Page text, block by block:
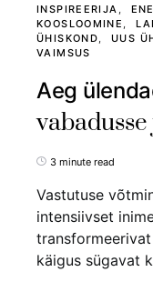
INSPIREERIJA
KOOSLOOMINE
ÜHISKOND
UUS
VAIMSUS
Aeg
3 minute read
Vastutuse
intensiivset
käigus sügavat